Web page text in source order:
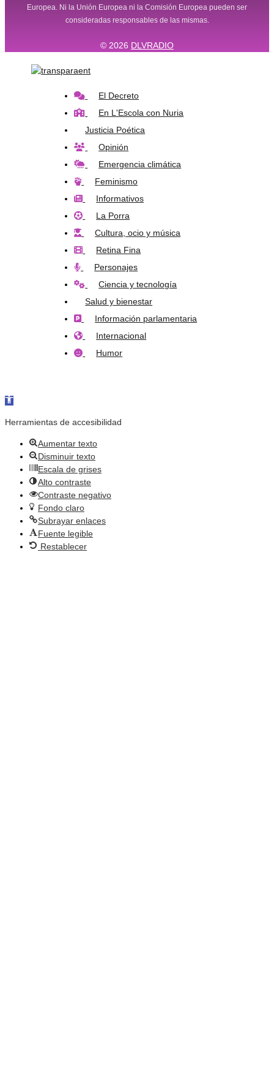
Europea. Ni la Unión Europea ni la Comisión Europea pueden ser
consideradas responsables de las mismas.
© 2026 DLVRADIO
El Decreto
En L'Escola con Nuria
Justicia Poética
Opinión
Emergencia climática
Feminismo
Informativos
La Porra
Cultura, ocio y música
Retina Fina
Personajes
Ciencia y tecnología
Salud y bienestar
Información parlamentaria
Internacional
Humor
Abrir barra de herramientas
Herramientas de accesibilidad
Aumentar texto
Disminuir texto
Escala de grises
Alto contraste
Contraste negativo
Fondo claro
Subrayar enlaces
Fuente legible
Restablecer